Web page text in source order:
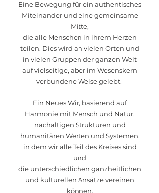
Eine Bewegung für ein authentisches
Miteinander und eine gemeinsame
Mitte,
die alle Menschen in ihrem Herzen
teilen. Dies wird an vielen Orten und
in vielen Gruppen der ganzen Welt
auf vielseitige, aber im Wesenskern
verbundene Weise gelebt.
Ein Neues Wir, basierend auf
Harmonie mit Mensch und Natur,
nachaltigen Strukturen und
humanitären Werten und Systemen,
in dem wir alle Teil des Kreises sind
und
die unterschiedlichen ganzheitlichen
und kulturellen Ansätze vereinen
können.